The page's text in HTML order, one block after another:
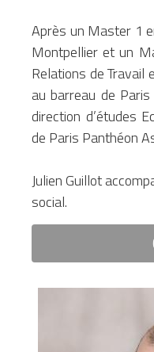
Après un Master 1
Montpellier et un
Relations de Travail
au barreau de
direction d’études
de Paris Panthéon
Julien Guillot
social.